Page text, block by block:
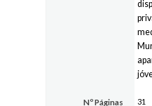
Nº Páginas 31